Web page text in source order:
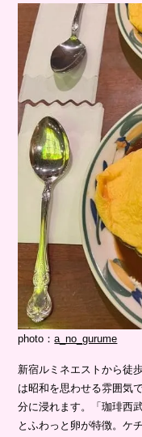
photo：a_no_gurume
新宿ルミネエストから徒
は昭和を思わせる雰囲気
分に浸れます。「珈琲西
とふわっと卵が特徴。ケ